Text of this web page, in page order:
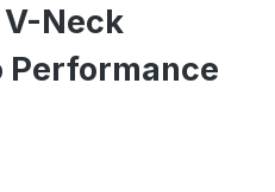
Neck
Performance